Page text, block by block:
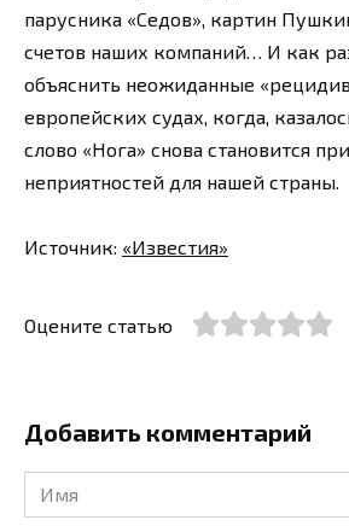
парусника «Седов», картин
счетов наших компаний… И как
объяснить неожиданные
европейских судах, когда,
слово «Нога» снова становится
неприятностей для нашей страны.
Источник: «Известия»
Оцените статью
Добавить комментарий
Имя
*